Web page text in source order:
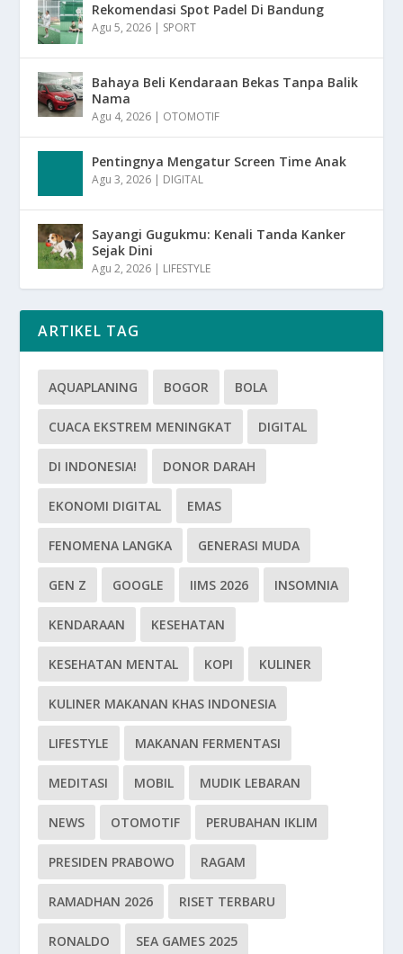
Rekomendasi Spot Padel Di Bandung
Agu 5, 2026 | SPORT
Bahaya Beli Kendaraan Bekas Tanpa Balik
Nama
Agu 4, 2026 | OTOMOTIF
Pentingnya Mengatur Screen Time Anak
Agu 3, 2026 | DIGITAL
Sayangi Gugukmu: Kenali Tanda Kanker
Sejak Dini
Agu 2, 2026 | LIFESTYLE
ARTIKEL TAG
AQUAPLANING BOGOR BOLA
CUACA EKSTREM MENINGKAT DIGITAL
DI INDONESIA! DONOR DARAH
EKONOMI DIGITAL EMAS
FENOMENA LANGKA GENERASI MUDA
GEN Z GOOGLE IIMS 2026 INSOMNIA
KENDARAAN KESEHATAN
KESEHATAN MENTAL KOPI KULINER
KULINER MAKANAN KHAS INDONESIA
LIFESTYLE MAKANAN FERMENTASI
MEDITASI MOBIL MUDIK LEBARAN
NEWS OTOMOTIF PERUBAHAN IKLIM
PRESIDEN PRABOWO RAGAM
RAMADHAN 2026 RISET TERBARU
RONALDO SEA GAMES 2025